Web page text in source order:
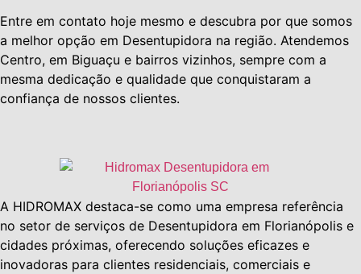
Entre em contato hoje mesmo e descubra por que somos
a melhor opção em Desentupidora na região. Atendemos
Centro, em Biguaçu e bairros vizinhos, sempre com a
mesma dedicação e qualidade que conquistaram a
confiança de nossos clientes.
A HIDROMAX destaca-se como uma empresa referência
no setor de serviços de Desentupidora em Florianópolis e
cidades próximas, oferecendo soluções eficazes e
inovadoras para clientes residenciais, comerciais e